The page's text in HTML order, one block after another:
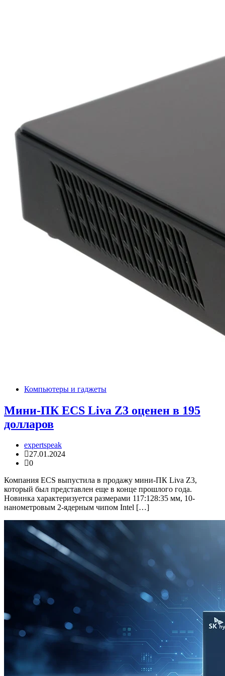
Компьютеры и гаджеты
Мини-ПК ECS Liva Z3 оценен в 195
долларов
expertspeak
27.01.2024
0
Компания ECS выпустила в продажу мини-ПК Liva Z3,
который был представлен еще в конце прошлого года.
Новинка характеризуется размерами 117:128:35 мм, 10-
нанометровым 2-ядерным чипом Intel […]